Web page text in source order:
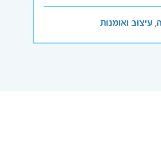
עיצוב ואומנות